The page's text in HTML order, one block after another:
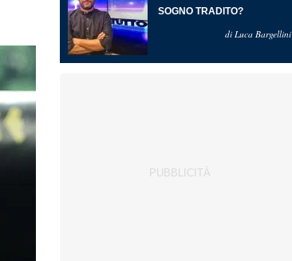
SOGNO TRADITO?
di Luca Bargellini